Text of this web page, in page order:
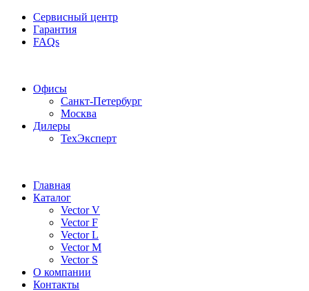
Сервисный центр
Гарантия
FAQs
Офисы
Санкт-Петербург
Москва
Дилеры
ТехЭксперт
Главная
Каталог
Vector V
Vector F
Vector L
Vector M
Vector S
О компании
Контакты